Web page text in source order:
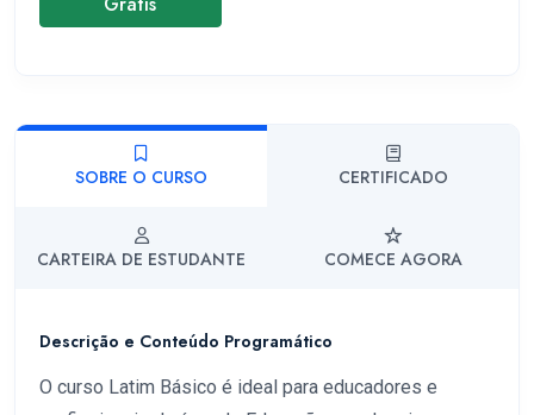
SOBRE O CURSO CERTIFICADO
CARTEIRA DE ESTUDANTE COMECE AGORA
Descrição e Conteúdo Programático
O curso Latim Básico é ideal para educadores e